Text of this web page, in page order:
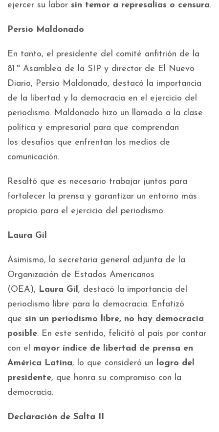
ejercer su labor sin temor a represalias o censura.
Persio Maldonado
En tanto, el presidente del comité anfitrión de la
81.ª Asamblea de la SIP y director de El Nuevo
Diario, Persio Maldonado, destacó la importancia
de la libertad y la democracia en el ejercicio del
periodismo. Maldonado hizo un llamado a la clase
política y empresarial para que comprendan
los desafíos que enfrentan los medios de
comunicación.
Resaltó que es necesario trabajar juntos para
fortalecer la prensa y garantizar un entorno más
propicio para el ejercicio del periodismo.
Laura Gil
Asimismo, la secretaria general adjunta de la
Organización de Estados Americanos
(OEA), Laura Gil, destacó la importancia del
periodismo libre para la democracia. Enfatizó
que sin un periodismo libre, no hay democracia
posible. En este sentido, felicitó al país por contar
con el mayor índice de libertad de prensa en
América Latina, lo que consideró un logro del
presidente, que honra su compromiso con la
democracia.
Declaración de Salta II